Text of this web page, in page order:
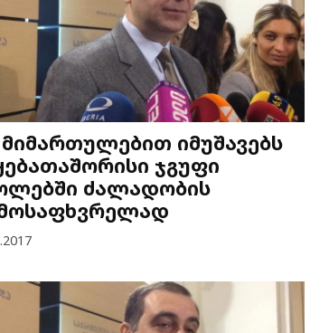
იმუშავებს
ჯგუფი
ძალადობის